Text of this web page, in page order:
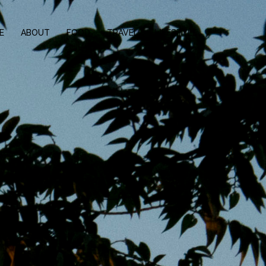
ABOUT FOOD TRAVEL LIFESTYLE